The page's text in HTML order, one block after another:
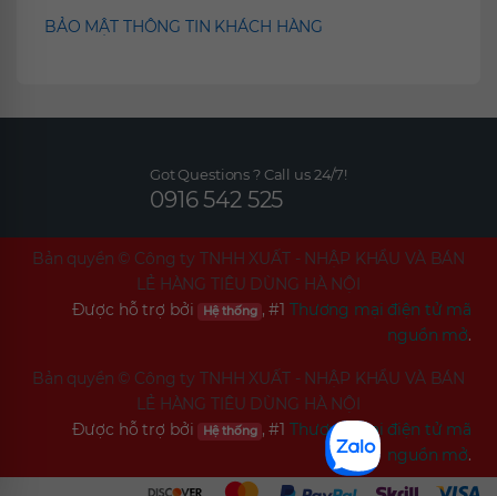
BẢO MẬT THÔNG TIN KHÁCH HÀNG
Got Questions ? Call us 24/7!
0916 542 525
Bản quyền © Công ty TNHH XUẤT - NHẬP KHẨU VÀ BÁN
LẺ HÀNG TIÊU DÙNG HÀ NỘI
Được hỗ trợ bởi
Hệ thống , #1 Thương mại điện tử mã
nguồn mở.
Bản quyền © Công ty TNHH XUẤT - NHẬP KHẨU VÀ BÁN
LẺ HÀNG TIÊU DÙNG HÀ NỘI
Được hỗ trợ bởi
Hệ thống , #1 Thương mại điện tử mã
nguồn mở.